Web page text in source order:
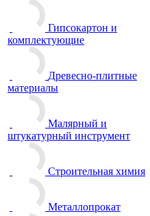
Гипсокартон и
комплектующие
Древесно-плитные
материалы
Малярный и
штукатурный инструмент
Строительная химия
Металлопрокат